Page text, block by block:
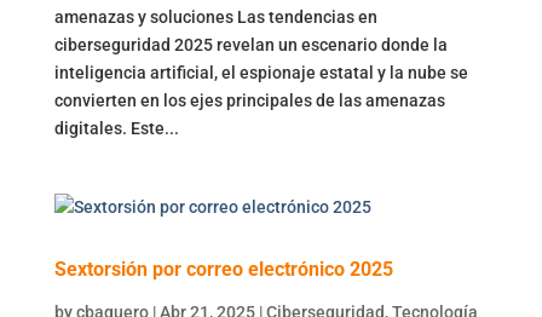
amenazas y soluciones Las tendencias en
ciberseguridad 2025 revelan un escenario donde la
inteligencia artificial, el espionaje estatal y la nube se
convierten en los ejes principales de las amenazas
digitales. Este...
Sextorsión por correo electrónico 2025
bycbaquero|Abr 21, 2025|Ciberseguridad,Tecnología